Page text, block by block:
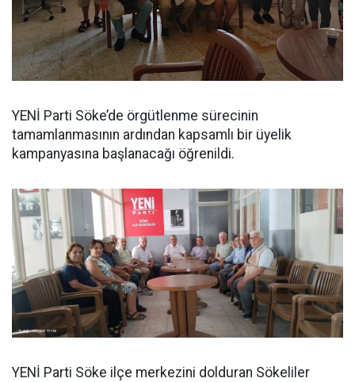
YENİ Parti Söke’de örgütlenme sürecinin
tamamlanmasının ardından kapsamlı bir üyelik
kampanyasına başlanacağı öğrenildi.
YENİ Parti Söke ilçe merkezini dolduran Sökeliler